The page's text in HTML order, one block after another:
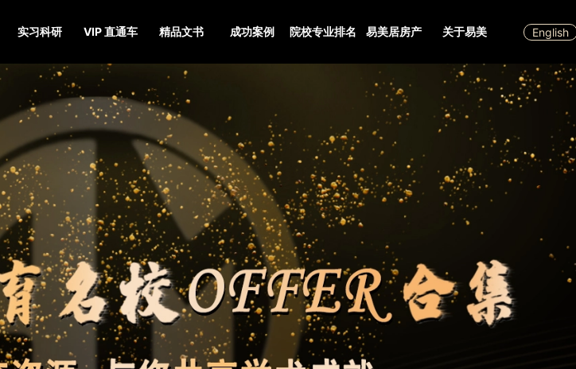
实习科研 VIP 直通车 精品文书 成功案例 院校专业排名 易美居房产 关于易美 English